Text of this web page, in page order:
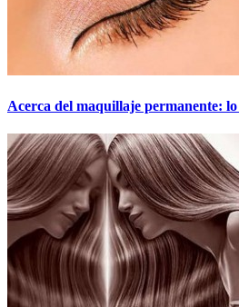
Acerca del maquillaje permanente: